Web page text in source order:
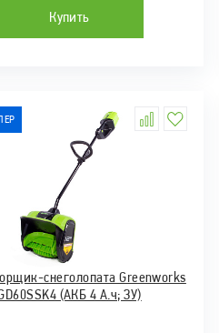
Купить
снеголопата Greenworks
(АКБ 4 А.ч; ЗУ)